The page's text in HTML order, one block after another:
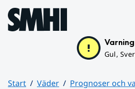
Hoppa till sidans innehåll
Varning
Gul,
Start Väder
Prognoser och